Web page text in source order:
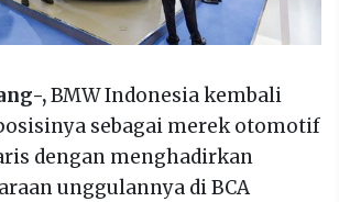
,BMW Indonesia kembali
sebagai merek otomotif
dengan menghadirkan
unggulannya di BCA